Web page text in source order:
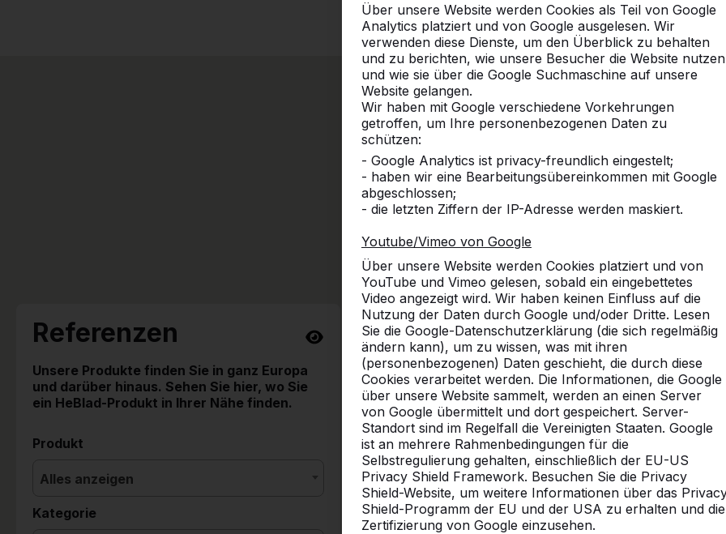
Über unsere Website werden Cookies als Teil von Google
Analytics platziert und von Google ausgelesen. Wir
verwenden diese Dienste, um den Überblick zu behalten
und zu berichten, wie unsere Besucher die Website nutzen
und wie sie über die Google Suchmaschine auf unsere
Website gelangen.
Wir haben mit Google verschiedene Vorkehrungen
getroffen, um Ihre personenbezogenen Daten zu
schützen:
- Google Analytics ist privacy-freundlich eingestelt;
- haben wir eine Bearbeitungsübereinkommen mit Google
abgeschlossen;
- die letzten Ziffern der IP-Adresse werden maskiert.
Youtube/Vimeo von Google
Über unsere Website werden Cookies platziert und von
YouTube und Vimeo gelesen, sobald ein eingebettetes
Video angezeigt wird. Wir haben keinen Einfluss auf die
Nutzung der Daten durch Google und/oder Dritte. Lesen
Sie die Google-Datenschutzerklärung (die sich regelmäßig
ändern kann), um zu wissen, was mit ihren
(personenbezogenen) Daten geschieht, die durch diese
Cookies verarbeitet werden. Die Informationen, die Google
über unsere Website sammelt, werden an einen Server
von Google übermittelt und dort gespeichert. Server-
Standort sind im Regelfall die Vereinigten Staaten. Google
ist an mehrere Rahmenbedingungen für die
Selbstregulierung gehalten, einschließlich der EU-US
Privacy Shield Framework. Besuchen Sie die Privacy
Shield-Website, um weitere Informationen über das
Shield-Programm der EU und der USA zu erhalten und die
Zertifizierung von Google einzusehen.
Referenzen
Unsere Produkte finden Sie in ganz Europa
und darüber hinaus. Sehen Sie hier, wo Sie
ein HeBlad-Produkt in Ihrer Nähe finden.
Produkt
Alles anzeigen
Kategorie